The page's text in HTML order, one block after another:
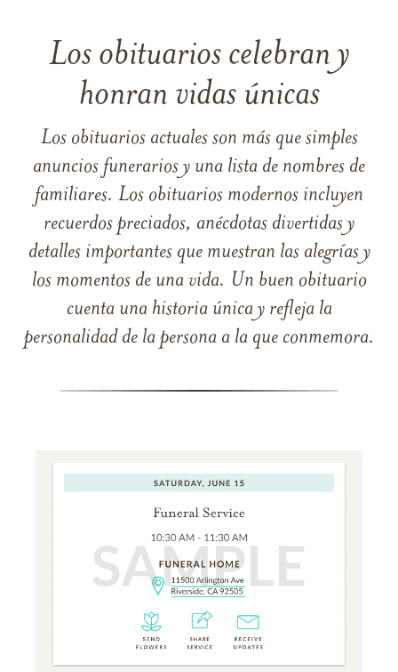
Los obituarios celebran y
honran vidas únicas
Los obituarios actuales son más que simples
anuncios funerarios y una lista de nombres de
familiares. Los obituarios modernos incluyen
recuerdos preciados, anécdotas divertidas y
detalles importantes que muestran las alegrías y
los momentos de una vida. Un buen obituario
cuenta una historia única y refleja la
personalidad de la persona a la que conmemora.